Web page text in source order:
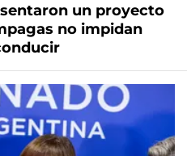
un proyecto
no impidan